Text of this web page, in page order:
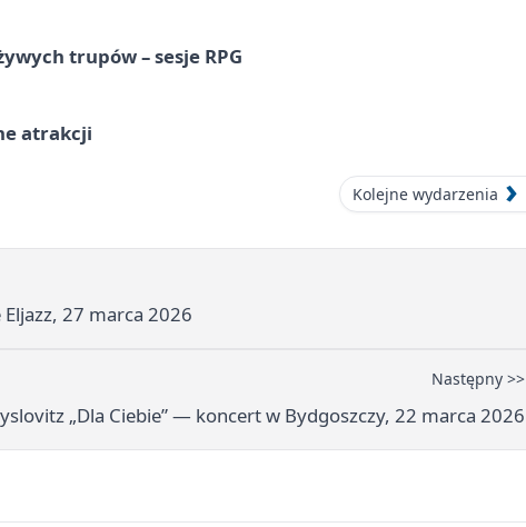
trupów – sesje RPG
atrakcji
Kolejne wydarzenia
27 marca 2026
Następny >>
„Dla Ciebie” — koncert w Bydgoszczy, 22 marca 2026